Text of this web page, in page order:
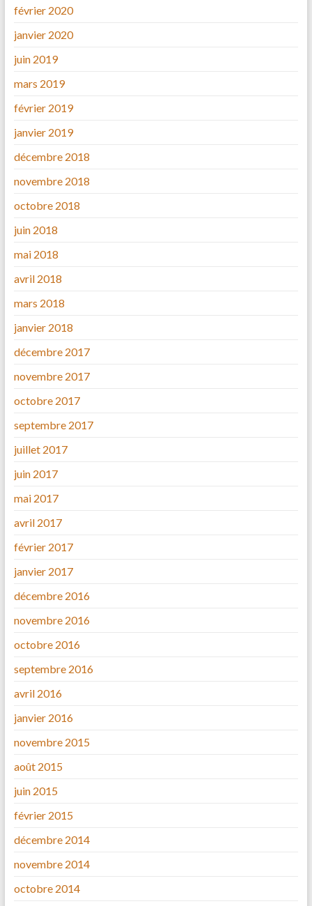
février 2020
janvier 2020
juin 2019
mars 2019
février 2019
janvier 2019
décembre 2018
novembre 2018
octobre 2018
juin 2018
mai 2018
avril 2018
mars 2018
janvier 2018
décembre 2017
novembre 2017
octobre 2017
septembre 2017
juillet 2017
juin 2017
mai 2017
avril 2017
février 2017
janvier 2017
décembre 2016
novembre 2016
octobre 2016
septembre 2016
avril 2016
janvier 2016
novembre 2015
août 2015
juin 2015
février 2015
décembre 2014
novembre 2014
octobre 2014